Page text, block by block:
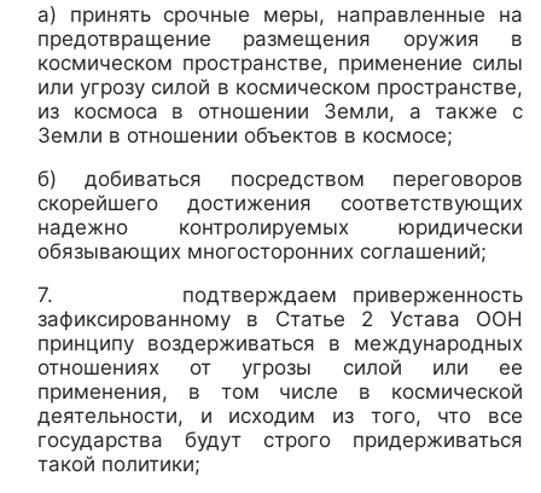
а) принять срочные меры, направленные на
предотвращение размещения оружия в
космическом пространстве, применение силы
или угрозу силой в космическом пространстве,
из космоса в отношении Земли, а также с
Земли в отношении объектов в космосе;
б) добиваться посредством переговоров
скорейшего достижения соответствующих
надежно контролируемых юридически
обязывающих многосторонних соглашений;
7. подтверждаем приверженность
зафиксированному в Статье 2 Устава ООН
принципу воздерживаться в международных
отношениях от угрозы силой или ее
применения, в том числе в космической
деятельности, и исходим из того, что все
государства будут строго придерживаться
такой политики;